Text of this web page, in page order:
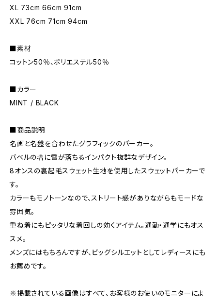
XL 73cm 66cm 91cm
XXL 76cm 71cm 94cm
■素材
コットン50％、ポリエステル50％
■カラー
MINT / BLACK
■商品説明
名画と名盤を合わせたグラフィックのパーカー。
バベルの塔に雷が落ちるインパクト抜群なデザイン。
8オンスの裏起毛スウェット生地を使用したスウェットパーカーで
す。
カラーもモノトーンなので、ストリート感がありながらもモードな
雰囲気。
重ね着にもピッタリな着回しの効くアイテム。通勤・通学にもオス
スメ。
メンズにはもちろんですが、ビッグシルエットとしてレディースにも
お薦めです。
※掲載されている画像はすべて、お客様のお使いのモニターによ